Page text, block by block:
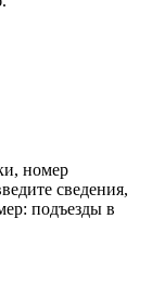
номер
сведения,
подъезды в